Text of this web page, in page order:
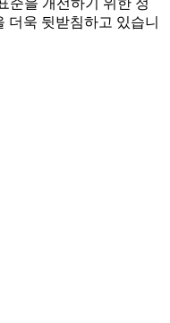
준을 개선하기 위한 정
더욱 뒷받침하고 있습니